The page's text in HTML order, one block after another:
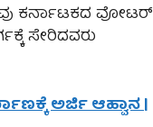
ಕರ್ನಾಟಕದ ವೋಟರ್
ಸೇರಿದವರು
ಅರ್ಜಿ ಆಹ್ವಾನ |